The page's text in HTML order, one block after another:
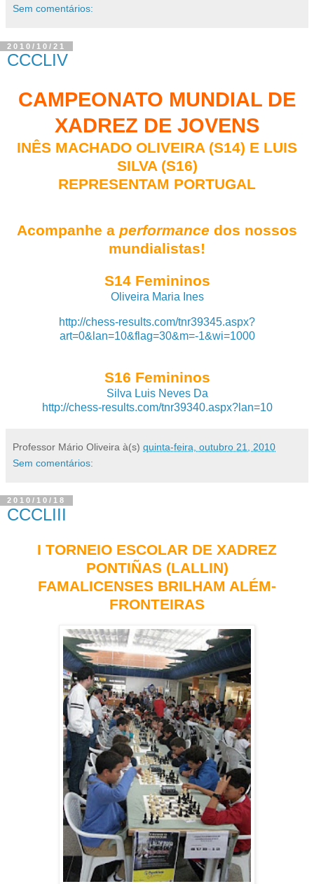
Sem comentários:
2010/10/21
CCCLIV
CAMPEONATO MUNDIAL DE
XADREZ DE JOVENS
INÊS MACHADO OLIVEIRA (S14) E LUIS
SILVA (S16)
REPRESENTAM PORTUGAL
Acompanhe a performance dos nossos
mundialistas!
S14 Femininos
Oliveira Maria Ines
http://chess-results.com/tnr39345.aspx?
art=0&lan=10&flag=30&m=-1&wi=1000
S16 Femininos
Silva Luis Neves Da
http://chess-results.com/tnr39340.aspx?lan=10
Professor Mário Oliveira à(s) quinta-feira, outubro 21, 2010
Sem comentários:
2010/10/18
CCCLIII
I TORNEIO ESCOLAR DE XADREZ
PONTIÑAS (LALLIN)
FAMALICENSES BRILHAM ALÉM-
FRONTEIRAS